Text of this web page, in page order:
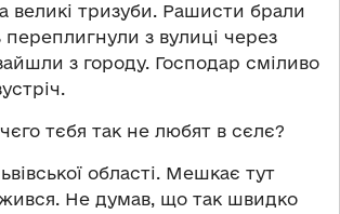
великі тризуби. Рашисти брали
переплигнули з вулиці через
з городу. Господар сміливо
тєбя так не любят в сєлє?
області. Мешкає тут
Не думав, що так швидко